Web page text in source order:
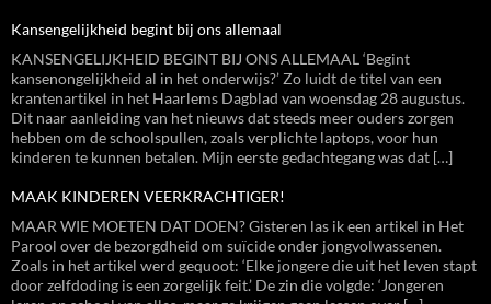
Kansengelijkheid begint bij ons allemaal
KANSENGELIJKHEID BEGINT BIJ ONS ALLEMAAL ‘Begint
kansenongelijkheid al in het onderwijs?’ Zo luidt de titel van een
krantenartikel in het Haarlems Dagblad van woensdag 28 augustus.
Dit naar aanleiding van het nieuws dat steeds meer ouders zorgen
hebben om de schoolspullen, zoals verplichte laptops, voor hun
kinderen te kunnen betalen. Mijn eerste gedachtegang was dat […]
MAAK KINDEREN VEERKRACHTIGER!
MAAR WIE MOETEN DAT DOEN? Gisteren las ik een artikel in Het
Parool over de bezorgdheid om suïcide onder jongvolwassenen.
Zoals in het artikel werd gequoot: ‘Elke jongere die uit het leven stapt
door zelfdoding is een zorgelijk feit.’ De zin die volgde: ‘Jongeren